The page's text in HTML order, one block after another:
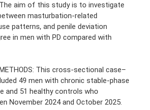
aim of this study is to investigate
masturbation-related
patterns, and penile deviation
in men with PD compared with
This cross-sectional case–
49 men with chronic stable-phase
and 51 healthy controls who
November 2024 and October 2025.